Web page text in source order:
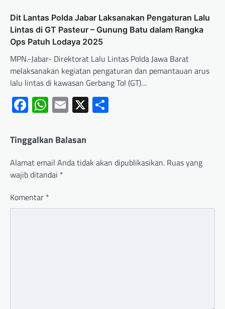
Dit Lantas Polda Jabar Laksanakan Pengaturan Lalu
Lintas di GT Pasteur – Gunung Batu dalam Rangka
Ops Patuh Lodaya 2025
MPN.-Jabar- Direktorat Lalu Lintas Polda Jawa Barat
melaksanakan kegiatan pengaturan dan pemantauan arus
lalu lintas di kawasan Gerbang Tol (GT)…
Facebook
WhatsApp
Email
X
Tinggalkan Balasan
Alamat email Anda tidak akan dipublikasikan. Ruas yang
wajib ditandai *
Komentar *